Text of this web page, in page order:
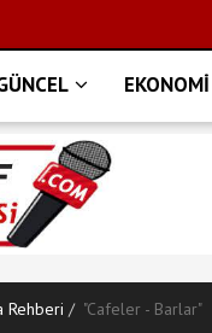
EKONOMİ
Rehberi "Cafeler - Barlar"